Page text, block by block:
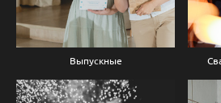
Выпускные